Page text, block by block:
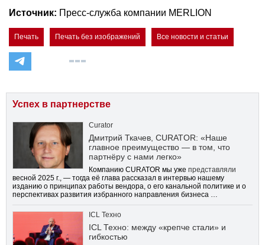
Источник: Пресс-служба компании MERLION
Печать Печать без изображений Все новости и статьи
Успех в партнерстве
Curator
Дмитрий Ткачев, CURATOR: «Наше
главное преимущество — в том, что
партнёру с нами легко»
Компанию CURATOR мы уже представляли
весной 2025 г., — тогда её глава рассказал в интервью нашему
изданию о принципах работы вендора, о его канальной политике и о
перспективах развития избранного направления бизнеса …
ICL Техно
ICL Техно: между «крепче стали» и
гибкостью